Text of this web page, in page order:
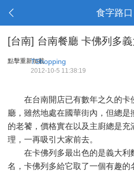
食字路口
[台南] 台南餐廳 卡佛列多
點擊重新加載TShopping
2012-10-5 11:38:19
在台南開店已有數年之久的卡
廳，雖然地處在國華街內，但總
的老饕，價格實在以及主廚總是
理，一再吸引大家前去。
在卡佛列多最出色的是義大利
名，卡佛列多給它取了一個有趣的